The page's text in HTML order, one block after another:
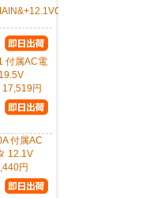
付属AC電
17,519円
付属AC
12.1V
円